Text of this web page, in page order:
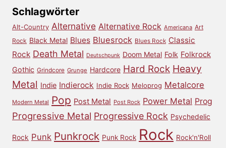
Schlagwörter
Alt-Country Alternative Alternative Rock Americana Art
Rock Black Metal Blues Bluesrock Blues Rock Classic
Rock Death Metal Deutschpunk Doom Metal Folk Folkrock
Gothic Grindcore Grunge Hardcore Hard Rock Heavy
Metal Indie Indierock Indie Rock Meloprog Metalcore
Modern Metal Pop Post Metal Post Rock Power Metal Prog
Progressive Metal Progressive Rock Psychedelic
Rock Punk Punkrock Punk Rock Rock Rock'n'Roll